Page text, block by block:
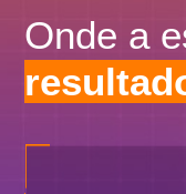
Onde a